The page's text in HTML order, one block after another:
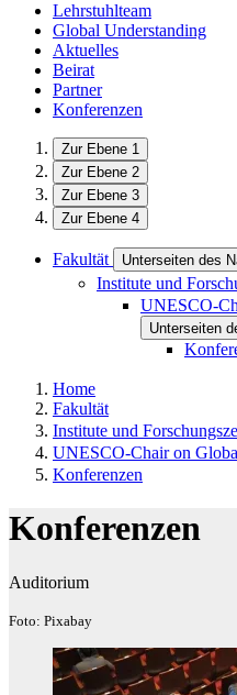
Lehrstuhlteam
Global Understanding
Aktuelles
Beirat
Partner
Konferenzen
Zur Ebene 1
Zur Ebene 2
Zur Ebene 3
Zur Ebene 4
Fakultät Unterseiten des
Institute und
UNESCO-
Unterseiten
Home
Fakultät
Institute und
UNESCO-Chair on
Konferenzen
Konferenzen
Auditorium
Foto: Pixabay